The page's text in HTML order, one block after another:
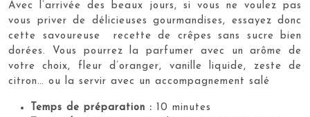
Avec l’arrivée des beaux jours, si vous ne voulez pas
vous priver de délicieuses gourmandises, essayez donc
cette savoureuse recette de crêpes sans sucre bien
dorées. Vous pourrez la parfumer avec un arôme de
votre choix, fleur d’oranger, vanille liquide, zeste de
citron… ou la servir avec un accompagnement salé
Temps de préparation : 10 minutes